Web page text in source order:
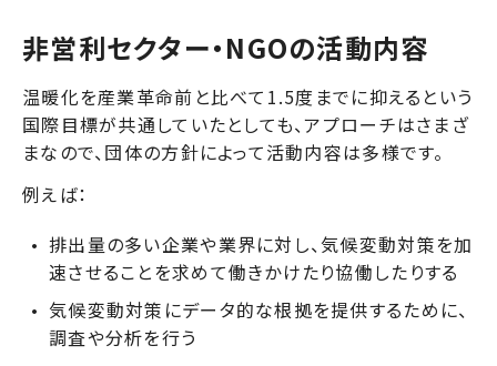
非営利セクター・NGOの活動内容
温暖化を産業革命前と比べて1.5度までに抑えるという
国際目標が共通していたとしても、アプローチはさまざ
まなので、団体の方針によって活動内容は多様です。
例えば：
排出量の多い企業や業界に対し、気候変動対策を加
速させることを求めて働きかけたり協働したりする
気候変動対策にデータ的な根拠を提供するために、
調査や分析を行う